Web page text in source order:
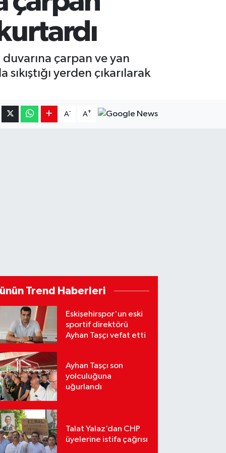
çarpan ve yan
yerden çıkarılarak
A- A+
Trend Haberleri
Eskişehirspor'un eski
sportif direktörü
Ayhan Taşçı vefat etti
Ayhan Taşçı son
yolculuğuna
uğurlandı
Talat Yalaz’dan CHP
üyelerine istifa çağrısı